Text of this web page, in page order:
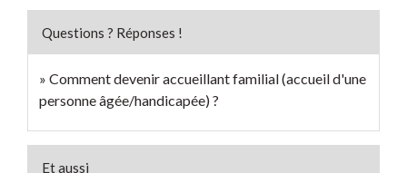
Questions ? Réponses !
Comment devenir accueillant familial (accueil d'une
personne âgée/handicapée) ?
Et aussi